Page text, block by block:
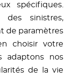
spécifiques.
des sinistres,
de paramètres
choisir votre
adaptons nos
de la vie